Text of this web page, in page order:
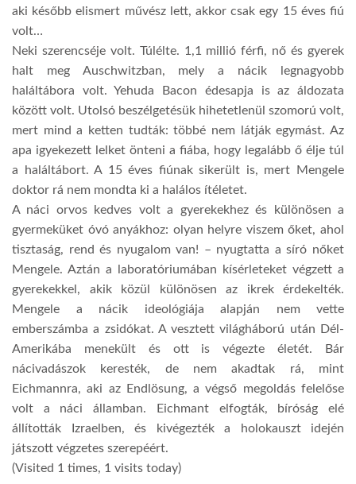
A NAP SZÉPE
LINKTR.EE
GLOBOZSARU
DOBRAVERO.HU
LATIMO.HU
GLOBOBOOK
aki később elismert művész lett, akkor csak egy 15 éves fiú
volt…
Neki szerencséje volt. Túlélte. 1,1 millió férfi, nő és gyerek
halt meg Auschwitzban, mely a nácik legnagyobb
haláltábora volt. Yehuda Bacon édesapja is az áldozata
között volt. Utolsó beszélgetésük hihetetlenül szomorú volt,
mert mind a ketten tudták: többé nem látják egymást. Az
apa igyekezett lelket önteni a fiába, hogy legalább ő élje túl
a haláltábort. A 15 éves fiúnak sikerült is, mert Mengele
doktor rá nem mondta ki a halálos ítéletet.
A náci orvos kedves volt a gyerekekhez és különösen a
gyermeküket óvó anyákhoz: olyan helyre viszem őket, ahol
tisztaság, rend és nyugalom van! – nyugtatta a síró nőket
Mengele. Aztán a laboratóriumában kísérleteket végzett a
gyerekekkel, akik közül különösen az ikrek érdekelték.
Mengele a nácik ideológiája alapján nem vette
emberszámba a zsidókat. A vesztett világháború után Dél-
Amerikába menekült és ott is végezte életét. Bár
nácivadászok keresték, de nem akadtak rá, mint
Eichmannra, aki az Endlösung, a végső megoldás felelőse
volt a náci államban. Eichmant elfogták, bíróság elé
állították Izraelben, és kivégezték a holokauszt idején
játszott végzetes szerepéért.
(Visited 1 times, 1 visits today)